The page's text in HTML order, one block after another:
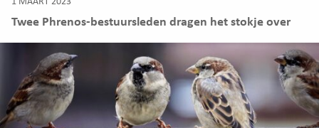
Twee Phrenos-bestuursleden dragen het stokje over